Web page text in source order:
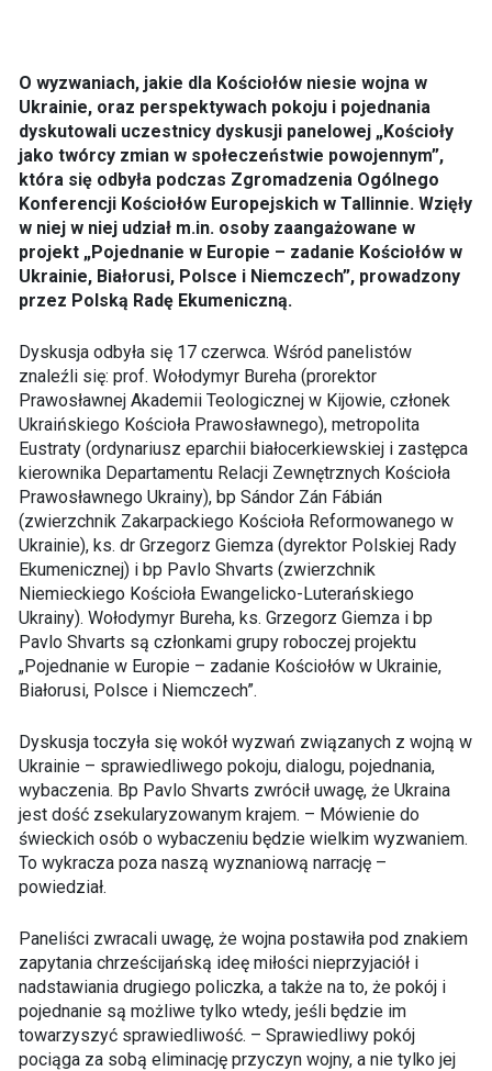
O wyzwaniach, jakie dla Kościołów niesie wojna w
Ukrainie, oraz perspektywach pokoju i pojednania
dyskutowali uczestnicy dyskusji panelowej „Kościoły
jako twórcy zmian w społeczeństwie powojennym”,
która się odbyła podczas Zgromadzenia Ogólnego
Konferencji Kościołów Europejskich w Tallinnie. Wzięły
w niej w niej udział m.in. osoby zaangażowane w
projekt „Pojednanie w Europie – zadanie Kościołów w
Ukrainie, Białorusi, Polsce i Niemczech”, prowadzony
przez Polską Radę Ekumeniczną.
Dyskusja odbyła się 17 czerwca. Wśród panelistów
znaleźli się: prof. Wołodymyr Bureha (prorektor
Prawosławnej Akademii Teologicznej w Kijowie, członek
Ukraińskiego Kościoła Prawosławnego), metropolita
Eustraty (ordynariusz eparchii białocerkiewskiej i zastępca
kierownika Departamentu Relacji Zewnętrznych Kościoła
Prawosławnego Ukrainy), bp Sándor Zán Fábián
(zwierzchnik Zakarpackiego Kościoła Reformowanego w
Ukrainie), ks. dr Grzegorz Giemza (dyrektor Polskiej Rady
Ekumenicznej) i bp Pavlo Shvarts (zwierzchnik
Niemieckiego Kościoła Ewangelicko-Luterańskiego
Ukrainy). Wołodymyr Bureha, ks. Grzegorz Giemza i bp
Pavlo Shvarts są członkami grupy roboczej projektu
„Pojednanie w Europie – zadanie Kościołów w Ukrainie,
Białorusi, Polsce i Niemczech”.
Dyskusja toczyła się wokół wyzwań związanych z wojną w
Ukrainie – sprawiedliwego pokoju, dialogu, pojednania,
wybaczenia. Bp Pavlo Shvarts zwrócił uwagę, że Ukraina
jest dość zsekularyzowanym krajem. – Mówienie do
świeckich osób o wybaczeniu będzie wielkim wyzwaniem.
To wykracza poza naszą wyznaniową narrację –
powiedział.
Paneliści zwracali uwagę, że wojna postawiła pod znakiem
zapytania chrześcijańską ideę miłości nieprzyjaciół i
nadstawiania drugiego policzka, a także na to, że pokój i
pojednanie są możliwe tylko wtedy, jeśli będzie im
towarzyszyć sprawiedliwość. – Sprawiedliwy pokój
pociąga za sobą eliminację przyczyn wojny, a nie tylko jej